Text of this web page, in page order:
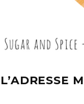
L’ADRESSE